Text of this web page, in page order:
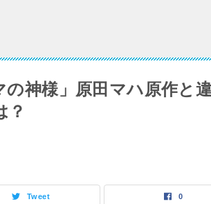
の神様」原田マハ原作と
？
Tweet 0